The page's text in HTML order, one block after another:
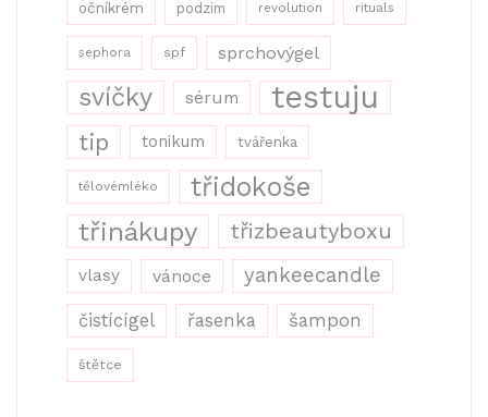
očníkrém podzim revolution rituals
sephora spf sprchovýgel
svíčky sérum testuju
tip tonikum tvářenka
tělovémléko
třidokoše
třinákupy
třizbeautyboxu
vlasy vánoce yankeecandle
čistícígel řasenka šampon
štětce